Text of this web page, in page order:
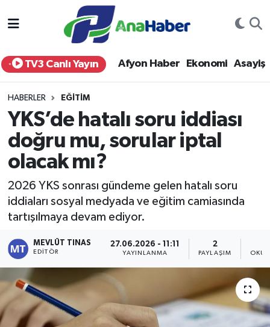
TV3 Canlı Yayın Afyon Haber Ekonomi Asayiş
HABERLER EĞITIM
YKS’de hatalı soru iddiası
doğru mu, sorular iptal
olacak mı?
2026 YKS sonrası gündeme gelen hatalı soru
iddiaları sosyal medyada ve eğitim camiasında
tartışılmaya devam ediyor.
MEVLÜT TINAS
EDITÖR
27.06.2026 - 11:11
YAYINLANMA
2
PAYLAŞIM
Yurt Haber
Afyon Haber
Siyaset
Spor
Eğitim
Kültür - Sanat
Yaşam
Afyonkarahisar Nöbetçi Eczaneler
Afyonkarahisar Hava Durumu
Afyonkarahisar Trafik Yoğunluk Haritası
Süper Lig Puan Durumu ve Fikstür
Tüm Manşetler